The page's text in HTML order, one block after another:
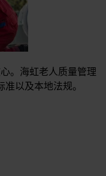
。海虹老人质量管理
准以及本地法规。